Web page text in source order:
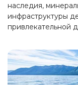
наследия,
инфраструктуры
привлекательной
летом — озёра,
горнолыжные
Хакасия пока не
даёт возможность